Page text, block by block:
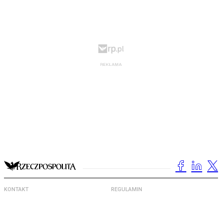
KONTAKT REGULAMIN